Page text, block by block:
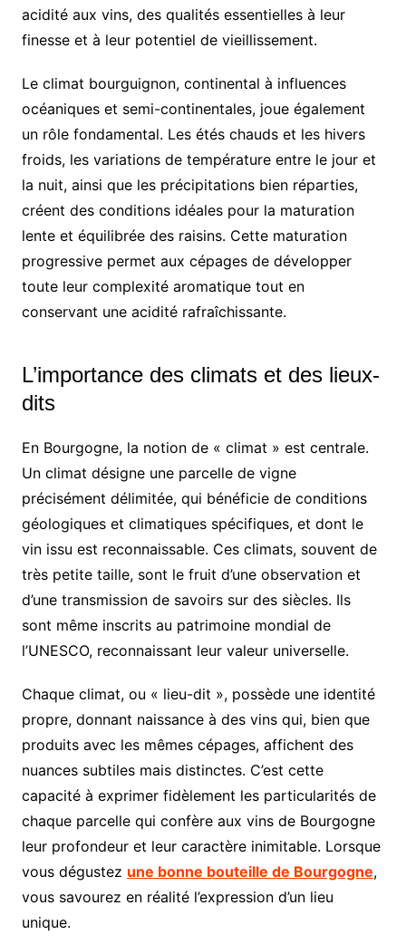
acidité aux vins, des qualités essentielles à leur
finesse et à leur potentiel de vieillissement.
Le climat bourguignon, continental à influences
océaniques et semi-continentales, joue également
un rôle fondamental. Les étés chauds et les hivers
froids, les variations de température entre le jour et
la nuit, ainsi que les précipitations bien réparties,
créent des conditions idéales pour la maturation
lente et équilibrée des raisins. Cette maturation
progressive permet aux cépages de développer
toute leur complexité aromatique tout en
conservant une acidité rafraîchissante.
L’importance des climats et des lieux-
dits
En Bourgogne, la notion de « climat » est centrale.
Un climat désigne une parcelle de vigne
précisément délimitée, qui bénéficie de conditions
géologiques et climatiques spécifiques, et dont le
vin issu est reconnaissable. Ces climats, souvent de
très petite taille, sont le fruit d’une observation et
d’une transmission de savoirs sur des siècles. Ils
sont même inscrits au patrimoine mondial de
l’UNESCO, reconnaissant leur valeur universelle.
Chaque climat, ou « lieu-dit », possède une identité
propre, donnant naissance à des vins qui, bien que
produits avec les mêmes cépages, affichent des
nuances subtiles mais distinctes. C’est cette
capacité à exprimer fidèlement les particularités de
chaque parcelle qui confère aux vins de Bourgogne
leur profondeur et leur caractère inimitable. Lorsque
vous dégustez une bonne bouteille de Bourgogne,
vous savourez en réalité l’expression d’un lieu
unique.